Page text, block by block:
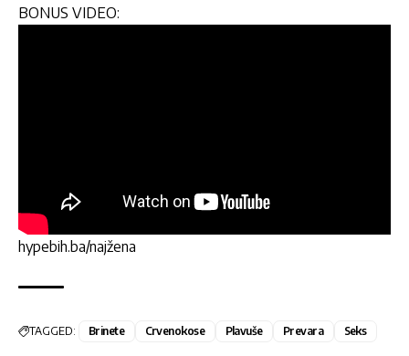
BONUS VIDEO:
hypebih.ba/najžena
TAGGED: Brinete Crvenokose Plavuše Prevara Seks